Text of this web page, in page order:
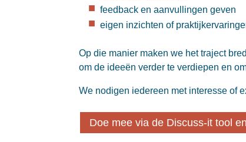
feedback en aanvullingen geven
eigen inzichten of
Op die manier maken we het traject
om de ideeën verder te verdiepen en
We nodigen iedereen met interesse of
Doe mee via de Discuss-it tool